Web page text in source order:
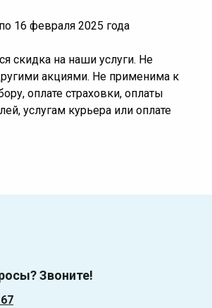
16 февраля 2025 года
скидка на наши услуги. Не
акциями. Не применима к
оплате страховки, оплаты
услугам курьера или оплате
Звоните!